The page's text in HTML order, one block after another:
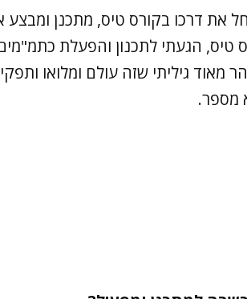
את דרכו בקורס טיס, מתכנן
טיס, הגעתי לתכנון והפעלת
מאוד גיליתי שזה עולם ומלואו
מספר.